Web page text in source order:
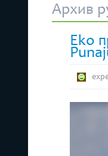
Архив
Eko